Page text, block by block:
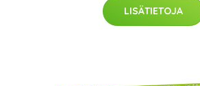
LISÄTIETOJA